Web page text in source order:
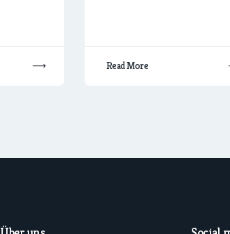
Read More